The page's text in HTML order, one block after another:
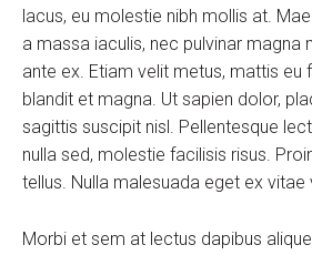
lacus, eu molestie nibh mollis at.
a massa iaculis, nec pulvinar magna
ante ex. Etiam velit metus, mattis eu
blandit et magna. Ut sapien dolor,
sagittis suscipit nisl. Pellentesque
nulla sed, molestie facilisis risus.
tellus. Nulla malesuada eget ex vitae
Morbi et sem at lectus dapibus